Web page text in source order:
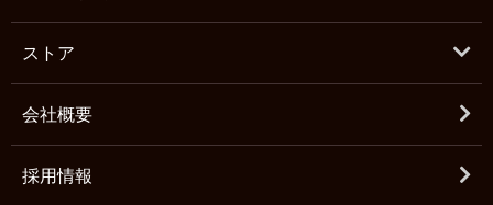
ストア
会社概要
採用情報